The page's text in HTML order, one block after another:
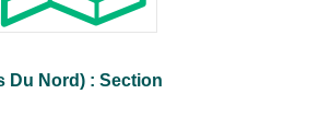
Du Nord) : Section